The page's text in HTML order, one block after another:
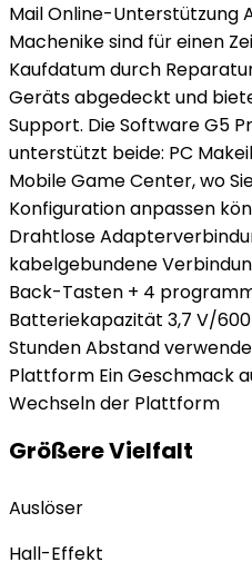
Mail Online-Unterstützung
Machenike sind für einen
Kaufdatum durch
Geräts abgedeckt und
Support. Die Software G5
unterstützt beide: PC
Mobile Game Center, wo
Konfiguration anpassen
Drahtlose
kabelgebundene
Back-Tasten + 4
Batteriekapazität 3,7 V/
Stunden Abstand
Plattform Ein Geschmack
Wechseln der Plattform
Größere Vielfalt
Auslöser
Hall-Effekt